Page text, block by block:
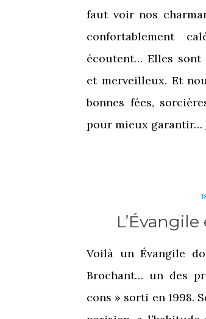
faut voir nos
confortablement
écoutent… Elles sont
et merveilleux. Et
bonnes fées,
pour mieux garantir…
Voilà un Évangile
Brochant… un des
cons » sorti en 1998.